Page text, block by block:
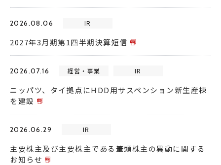
2026.08.06 IR
2027年3月期第1四半期決算短信
2026.07.16 経営・事業 IR
ニッパツ、タイ拠点にHDD用サスペンション新生産棟
を建設
2026.06.29 IR
主要株主及び主要株主である筆頭株主の異動に関する
お知らせ